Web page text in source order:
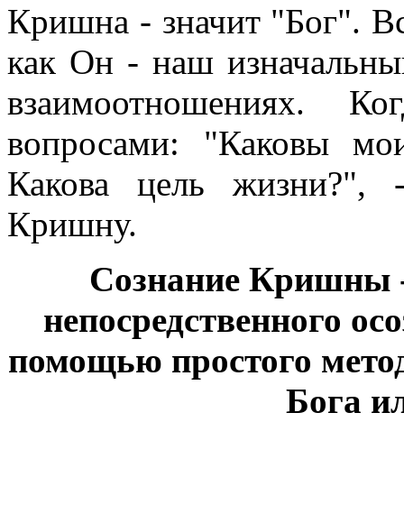
Кришна - значит "Бог".
как Он - наш
взаимоотношениях.
вопросами: "Каковы
Какова цель жизни?",
Кришну.
Сознание Кришны
непосредственного
помощью простого
Бога